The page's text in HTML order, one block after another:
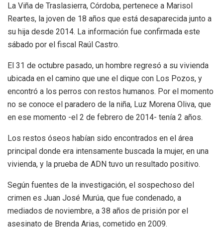
La Viña de Traslasierra, Córdoba, pertenece a Marisol
Reartes, la joven de 18 años que está desaparecida junto a
su hija desde 2014. La información fue confirmada este
sábado por el fiscal Raúl Castro.
El 31 de octubre pasado, un hombre regresó a su vivienda
ubicada en el camino que une el dique con Los Pozos, y
encontró a los perros con restos humanos. Por el momento
no se conoce el paradero de la niña, Luz Morena Oliva, que
en ese momento -el 2 de febrero de 2014- tenía 2 años.
Los restos óseos habían sido encontrados en el área
principal donde era intensamente buscada la mujer, en una
vivienda, y la prueba de ADN tuvo un resultado positivo.
Según fuentes de la investigación, el sospechoso del
crimen es Juan José Murúa, que fue condenado, a
mediados de noviembre, a 38 años de prisión por el
asesinato de Brenda Arias, cometido en 2009.